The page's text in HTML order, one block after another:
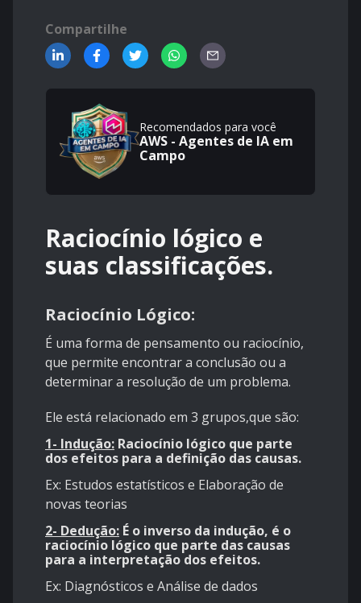
Compartilhe
Recomendados para você
AWS - Agentes de IA em
Campo
Raciocínio lógico e
suas classificações.
Raciocínio Lógico:
É uma forma de pensamento ou raciocínio,
que permite encontrar a conclusão ou a
determinar a resolução de um problema.
Ele está relacionado em 3 grupos,que são:
1- Indução: Raciocínio lógico que parte
dos efeitos para a definição das causas.
Ex: Estudos estatísticos e Elaboração de
novas teorias
2- Dedução: É o inverso da indução, é o
raciocínio lógico que parte das causas
para a interpretação dos efeitos.
Ex: Diagnósticos e Análise de dados